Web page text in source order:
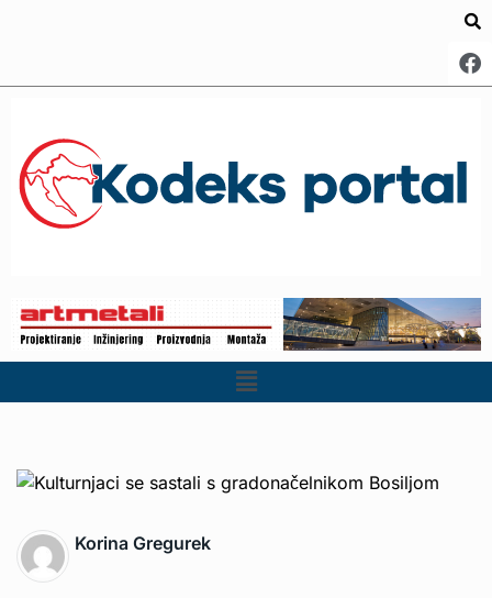
Korina Gregurek